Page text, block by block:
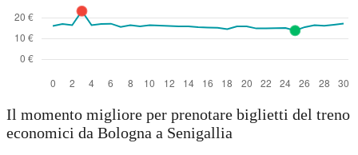
Il momento migliore per prenotare biglietti del treno
economici da Bologna a Senigallia